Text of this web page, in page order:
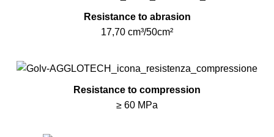
Resistance to abrasion
17,70 cm³/50cm²
Resistance to compression
≥ 60 MPa